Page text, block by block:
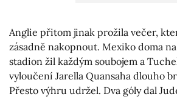
Anglie přitom jinak prožila večer,
zásadně nakopnout. Mexiko doma
stadion žil každým soubojem a
vyloučení Jarella Quansaha dlouho
Přesto výhru udržel. Dva góly dal